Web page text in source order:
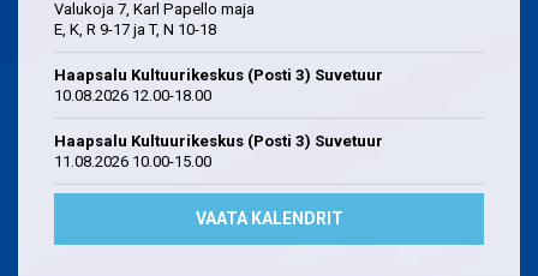
Valukoja 7, Karl Papello maja
E, K, R 9-17 ja T, N 10-18
Haapsalu Kultuurikeskus (Posti 3) Suvetuur
10.08.2026 12.00-18.00
Haapsalu Kultuurikeskus (Posti 3) Suvetuur
11.08.2026 10.00-15.00
VAATA KALENDRIT